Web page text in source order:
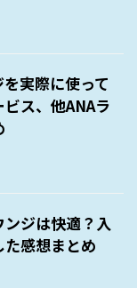
実際に使って
ス、他ANAラ
ジは快適？入
感想まとめ